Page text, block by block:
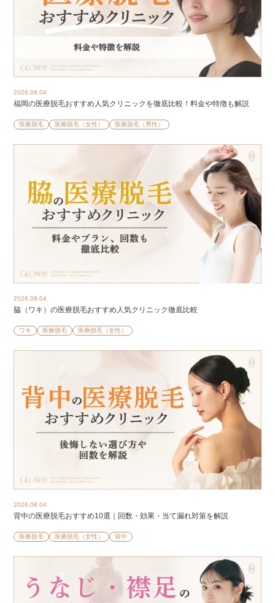
2026.08.04
福岡の医療脱毛おすすめ人気クリニックを徹底比較！料金や特徴も解説
医療脱毛 医療脱毛（女性） 医療脱毛（男性）
2026.08.04
脇（ワキ）の医療脱毛おすすめ人気クリニック徹底比較
ワキ 医療脱毛 医療脱毛（女性）
2026.08.04
背中の医療脱毛おすすめ10選｜回数・効果・当て漏れ対策を解説
医療脱毛 医療脱毛（女性） 背中